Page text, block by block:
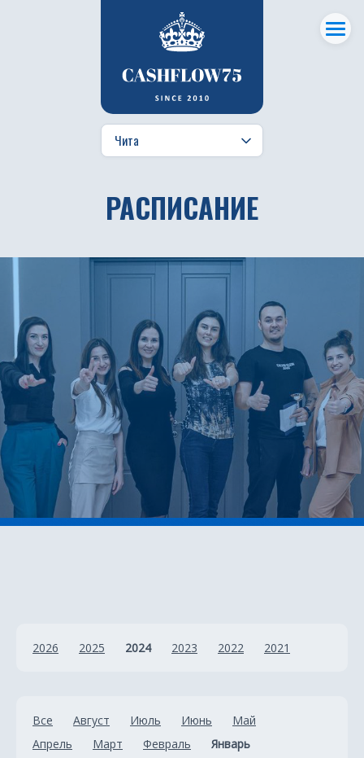
РАСПИСАНИЕ
2026 2025 2024 2023 2022 2021
Все Август Июль Июнь
Май
Апрель
Март Февраль Январь